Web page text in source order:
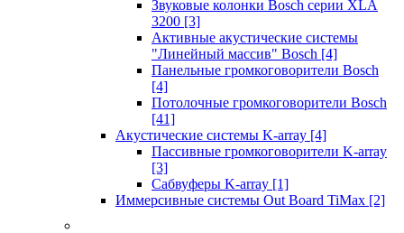
Звуковые колонки Bosch серии XLA
3200 [3]
Активные акустические системы
"Линейный массив" Bosch [4]
Панельные громкоговорители Bosch
[4]
Потолочные громкоговорители Bosch
[41]
Акустические системы K-array [4]
Пассивные громкоговорители K-array
[3]
Сабвуферы K-array [1]
Иммерсивные системы Out Board TiMax [2]